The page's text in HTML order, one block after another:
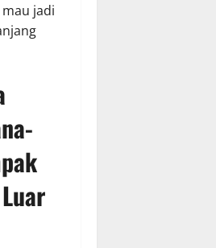
jadi